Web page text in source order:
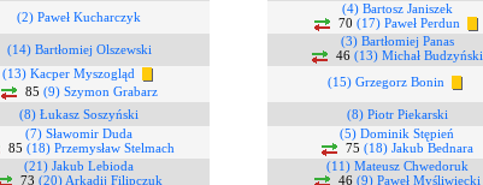
(2) Paweł Kucharczyk
(4) Bartosz Janiszek
70 (17) Paweł Perdun
(14) Bartłomiej Olszewski
(3) Bartłomiej Panas
46 (13) Michał Budzyński
(13) Kacper Myszogląd
85 (9) Szymon Grabarz
(15) Grzegorz Bonin
(8) Łukasz Soszyński
(8) Piotr Piekarski
(7) Sławomir Duda
85 (18) Przemysław Stelmach
(5) Dominik Stępień
75 (18) Jakub Bednara
(21) Jakub Lebioda
73 (20) Arkadij Filipczuk
(11) Mateusz Chwedoruk
46 (9) Paweł Myśliwiecki